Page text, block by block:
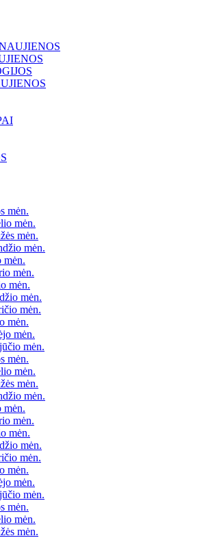
mėn.
mėn.
mėn.
mėn.
mėn.
mėn.
mėn.
mėn.
mėn.
mėn.
mėn.
mėn.
mėn.
mėn.
mėn.
mėn.
mėn.
mėn.
mėn.
mėn.
mėn.
mėn.
mėn.
mėn.
mėn.
mėn.
mėn.